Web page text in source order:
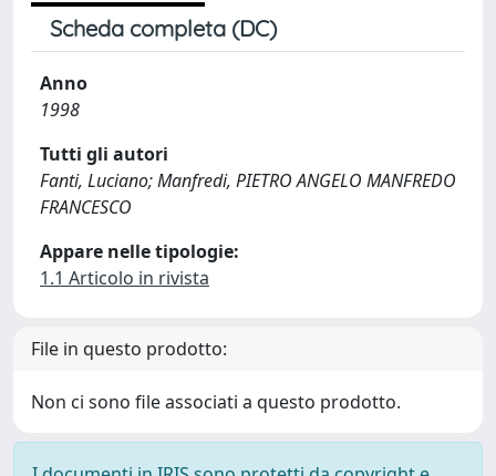
Scheda completa (DC)
Anno
1998
Tutti gli autori
Fanti, Luciano; Manfredi, PIETRO ANGELO MANFREDO
FRANCESCO
Appare nelle tipologie:
1.1 Articolo in rivista
File in questo prodotto:
Non ci sono file associati a questo prodotto.